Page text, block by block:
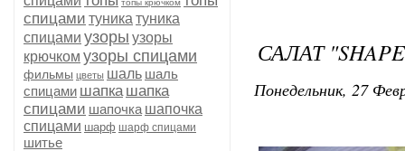
топы крючком
спицами туника туника
спицами узоры узоры
крючком узоры спицами
фильмы цветы шаль шаль
спицами шапка шапка
спицами шапочка шапочка
спицами шарф шарф спицами
шитье
САЛАТ
Понедельник, 27